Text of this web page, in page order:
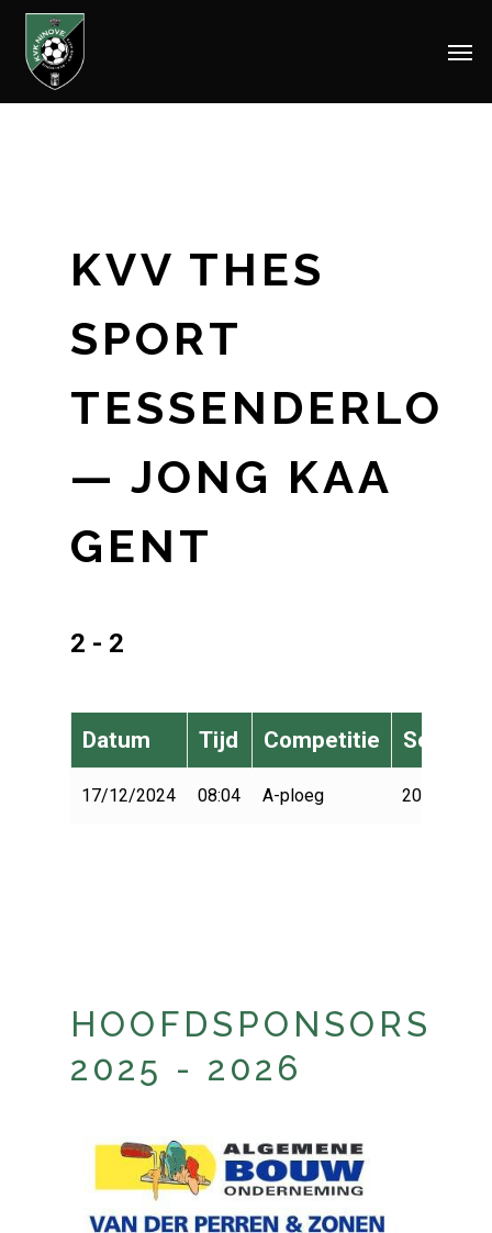
Skip
KVV THES
SPORT
TESSENDERLO
— JONG KAA
GENT
2 - 2
Datum Tijd Competitie Seizoen
17/12/2024 08:04 A-ploeg 2024-2025
HOOFDSPONSORS
2025 - 2026